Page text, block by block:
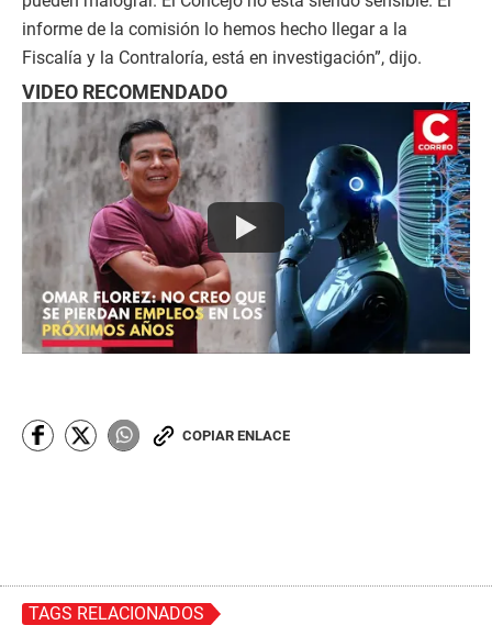
informe de la comisión lo hemos hecho llegar a la
Fiscalía y la Contraloría, está en investigación”, dijo.
VIDEO RECOMENDADO
COPIAR ENLACE
TAGS RELACIONADOS